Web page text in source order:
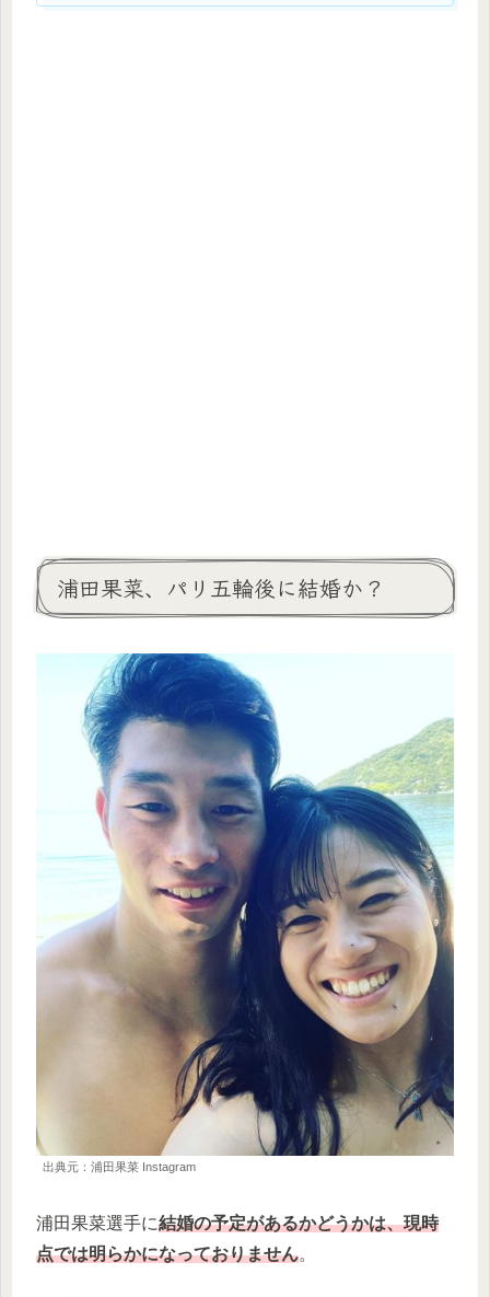
浦田果菜、パリ五輪後に結婚か？
出典元：浦田果菜 Instagram
浦田果菜選手に結婚の予定があるかどうかは、現時
点では明らかになっておりません。